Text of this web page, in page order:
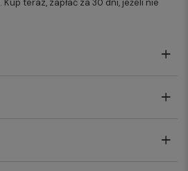
. Kup teraz, zapłać za 30 dni, jeżeli nie